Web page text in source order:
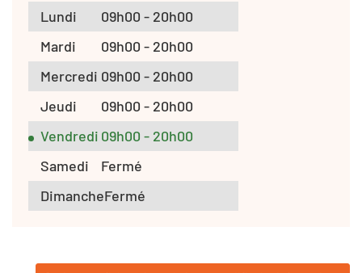
Lundi
09h00 - 20h00
Mardi
09h00 - 20h00
Mercredi 09h00 - 20h00
Jeudi
09h00 - 20h00
Vendredi 09h00 - 20h00
Samedi
Fermé
DimancheFermé